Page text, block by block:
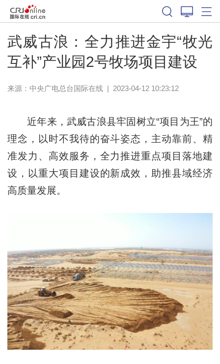
武威古浪：全力推进金宇“牧光
互补”产业园2号牧场项目建设
来源：中央广电总台国际在线| 2023-04-12 10:23:12
近年来，武威古浪县牢固树立“项目为王”的
理念，以时不我待的奋斗姿态，主动靠前、精
准发力、高效服务，全力推进重点项目落地建
设，以重大项目建设的新成效，助推县域经济
高质量发展。